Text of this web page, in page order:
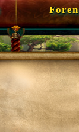
Foren